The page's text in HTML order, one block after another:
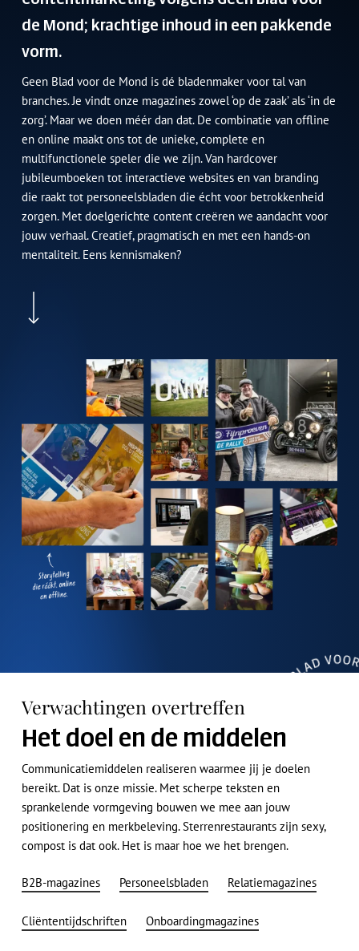
de Mond; krachtige inhoud in een pakkende
vorm.
Geen Blad voor de Mond is dé bladenmaker voor tal van
branches. Je vindt onze magazines zowel ‘op de zaak’ als ‘in de
zorg’. Maar we doen méér dan dat. De combinatie van offline
en online maakt ons tot de unieke, complete en
multifunctionele speler die we zijn. Van hardcover
jubileumboeken tot interactieve websites en van branding
die raakt tot personeelsbladen die écht voor betrokkenheid
zorgen. Met doelgerichte content creëren we aandacht voor
jouw verhaal. Creatief, pragmatisch en met een hands-on
mentaliteit. Eens kennismaken?
Verwachtingen overtreffen
Het doel en de middelen
Communicatiemiddelen realiseren waarmee jij je doelen
bereikt. Dat is onze missie. Met scherpe teksten en
sprankelende vormgeving bouwen we mee aan jouw
positionering en merkbeleving. Sterrenrestaurants zijn sexy,
compost is dat ook. Het is maar hoe we het brengen.
B2B-magazines Personeelsbladen Relatiemagazines
Cliëntentijdschriften Onboardingmagazines